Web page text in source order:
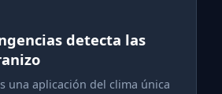
detecta las
una aplicación del clima única